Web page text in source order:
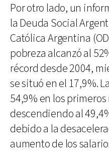
Por otro lado, un
la Deuda Social
Católica Argentina
pobreza alcanzó al
récord desde 2004,
se situó en el 17,9%.
54,9% en los
descendiendo al
debido a la
aumento de los